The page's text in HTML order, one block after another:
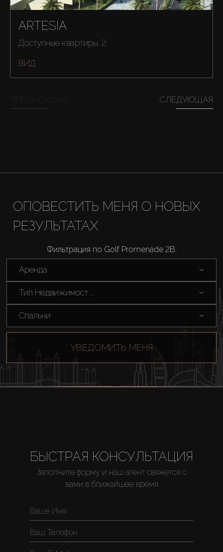
Аренда
Продажа
About Us
ARTESIA
Доступные квартиры: 2
ВИД
СЛЕДУЮЩАЯ
ОПОВЕСТИТЬ МЕНЯ О НОВЫХ
РЕЗУЛЬТАТАХ
Фильтрация по Golf Promenade 2B:
Аренда
Тип Недвижимост ...
Спальни
УВЕДОМИТЬ МЕНЯ
БЫСТРАЯ КОНСУЛЬТАЦИЯ
Заполните форму и наш агент свяжется с
вами в ближайшее время